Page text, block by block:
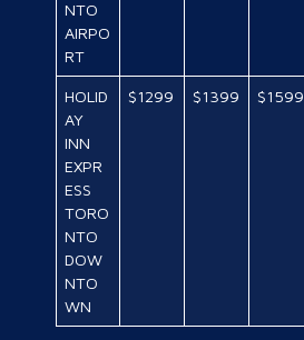
NTO
AIRPO
RT
HOLID
AY
INN
EXPR
ESS
TORO
NTO
DOW
NTO
WN
$1299 $1399 $1599